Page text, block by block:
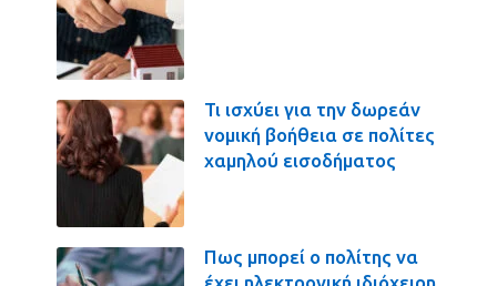
Τι ισχύει για την δωρεάν
νομική βοήθεια σε πολίτες
χαμηλού εισοδήματος
Πως μπορεί ο πολίτης να